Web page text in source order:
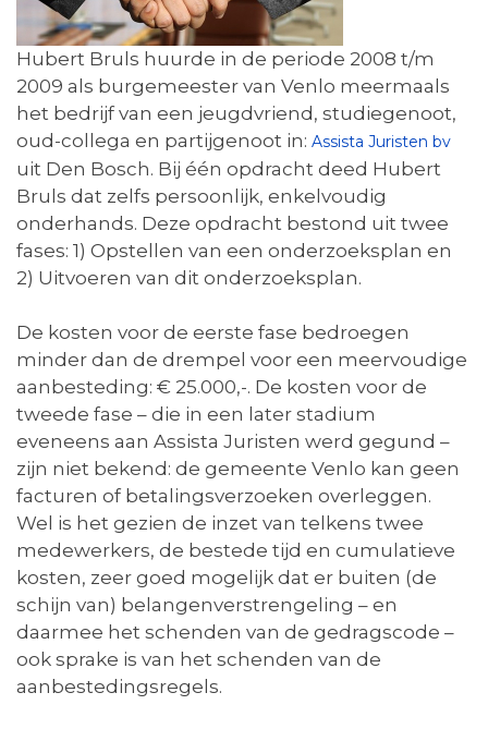
Hubert Bruls huurde in de periode 2008 t/m
2009 als burgemeester van Venlo meermaals
het bedrijf van een jeugdvriend, studiegenoot,
oud-collega en partijgenoot in: Assista Juristen bv
uit Den Bosch. Bij één opdracht deed Hubert
Bruls dat zelfs persoonlijk, enkelvoudig
onderhands. Deze opdracht bestond uit twee
fases: 1) Opstellen van een onderzoeksplan en
2) Uitvoeren van dit onderzoeksplan.
De kosten voor de eerste fase bedroegen
minder dan de drempel voor een meervoudige
aanbesteding: € 25.000,-. De kosten voor de
tweede fase – die in een later stadium
eveneens aan Assista Juristen werd gegund –
zijn niet bekend: de gemeente Venlo kan geen
facturen of betalingsverzoeken overleggen.
Wel is het gezien de inzet van telkens twee
medewerkers, de bestede tijd en cumulatieve
kosten, zeer goed mogelijk dat er buiten (de
schijn van) belangenverstrengeling – en
daarmee het schenden van de gedragscode –
ook sprake is van het schenden van de
aanbestedingsregels.